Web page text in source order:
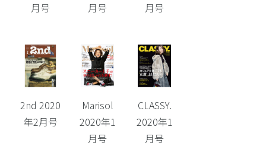
月号
月号
月号
2nd 2020
年2月号
Marisol
2020年1
月号
CLASSY.
2020年1
月号